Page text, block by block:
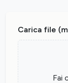
Carica file
Fai